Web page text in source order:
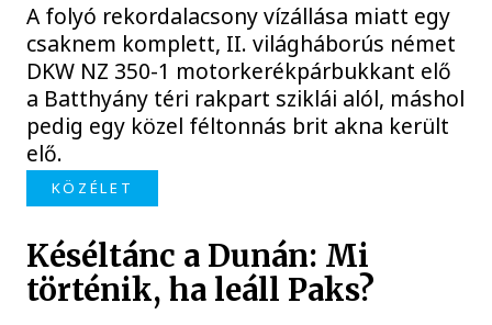
A folyó rekordalacsony vízállása miatt egy
csaknem komplett, II. világháborús német
DKW NZ 350-1 motorkerékpárbukkant elő
a Batthyány téri rakpart sziklái alól, máshol
pedig egy közel féltonnás brit akna került
elő.
KÖZÉLET
Késéltánc a Dunán: Mi
történik, ha leáll Paks?